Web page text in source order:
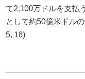
て2,100万ドルを支払
として約50億米ドル
5, 16)